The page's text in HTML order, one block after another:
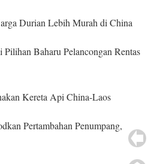
Durian Lebih Murah di China
Baharu Pelancongan Rentas
Kereta Api China-Laos
Pertambahan Penumpang,